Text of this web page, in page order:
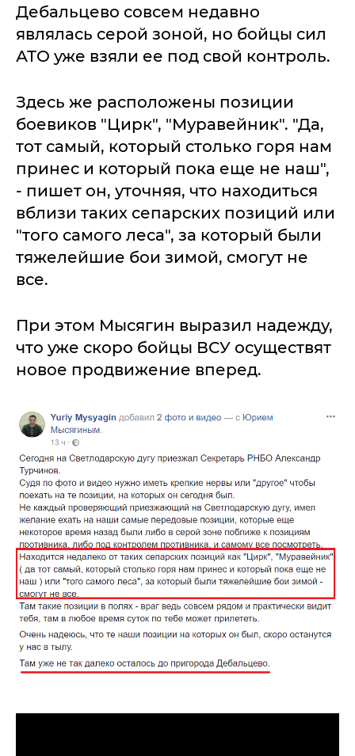
Дебальцево совсем недавно
являлась серой зоной, но бойцы сил
АТО уже взяли ее под свой контроль.
Здесь же расположены позиции
боевиков "Цирк", "Муравейник". "Да,
тот самый, который столько горя нам
принес и который пока еще не наш",
- пишет он, уточняя, что находиться
вблизи таких сепарских позиций или
"того самого леса", за который были
тяжелейшие бои зимой, смогут не
все.
При этом Мысягин выразил надежду,
что уже скоро бойцы ВСУ осуществят
новое продвижение вперед.